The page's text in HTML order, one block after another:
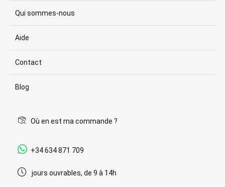
Qui sommes-nous
Aide
Contact
Blog
Où en est ma commande ?
+34 634 871 709
jours ouvrables, de 9 à 14h